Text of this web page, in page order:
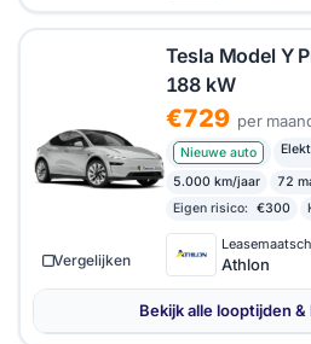
Tesla Model Y
188 kW
€729 per
Nieuwe auto
5.000 km/jaar
72
Eigen risico:
€300
Athlon
Vergelijken
Bekijk alle looptijden